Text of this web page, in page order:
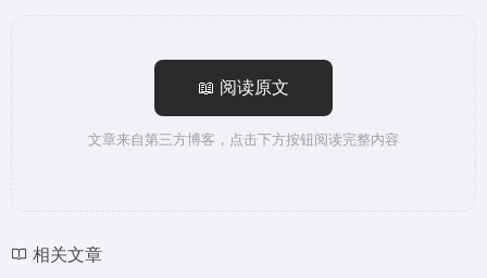
📖 阅读原文
文章来自第三方博客，点击下方按钮阅读完整内容
相关文章